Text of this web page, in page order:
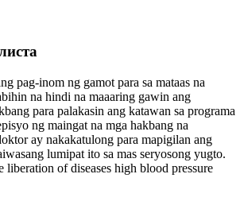
pag-inom ng gamot para sa mataas na
na hindi na maaaring gawin ang
para palakasin ang katawan sa programa
ng maingat na mga hakbang na
ay nakakatulong para mapigilan ang
lumipat ito sa mas seryosong yugto.
of diseases high blood pressure